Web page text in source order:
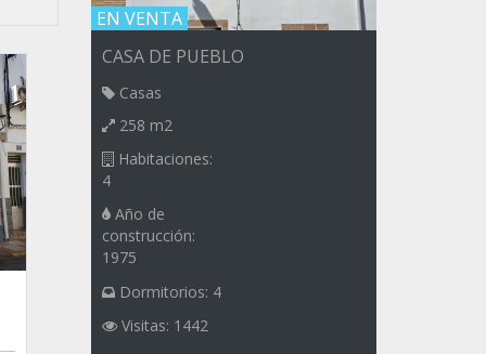
EN VENTA
CASA DE PUEBLO
Casas
258 m2
Habitaciones:
4
Año de
construcción:
1975
Dormitorios: 4
Visitas: 1442